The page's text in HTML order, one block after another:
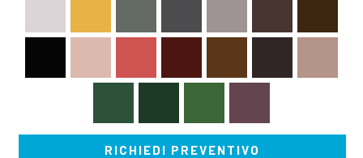
RICHIEDI PREVENTIVO